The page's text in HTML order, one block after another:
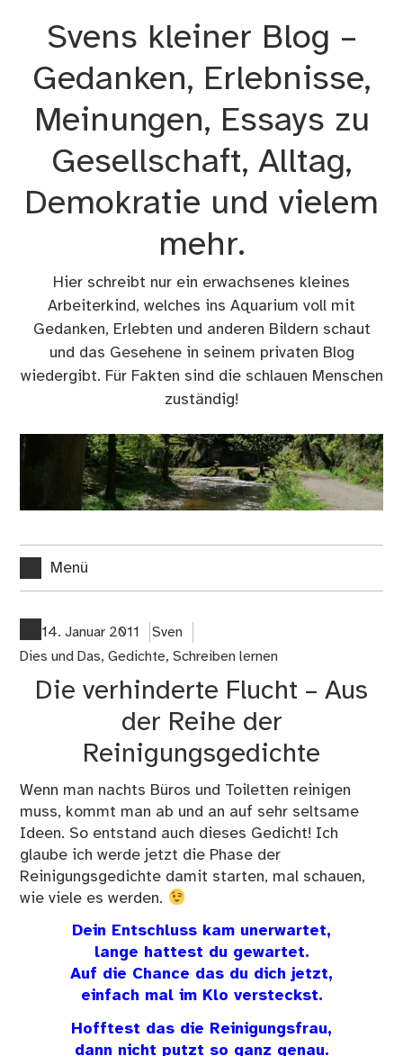
Svens kleiner Blog –
Gedanken, Erlebnisse,
Meinungen, Essays zu
Gesellschaft, Alltag,
Demokratie und vielem
mehr.
Hier schreibt nur ein erwachsenes kleines
Arbeiterkind, welches ins Aquarium voll mit
Gedanken, Erlebten und anderen Bildern schaut
und das Gesehene in seinem privaten Blog
wiedergibt. Für Fakten sind die schlauen Menschen
zuständig!
Menü
14. Januar 2011
Sven
Dies und Das,Gedichte,Schreiben lernen
Die verhinderte Flucht – Aus
der Reihe der
Reinigungsgedichte
Wenn man nachts Büros und Toiletten reinigen
muss, kommt man ab und an auf sehr seltsame
Ideen. So entstand auch dieses Gedicht! Ich
glaube ich werde jetzt die Phase der
Reinigungsgedichte damit starten, mal schauen,
wie viele es werden.
Dein Entschluss kam unerwartet,
lange hattest du gewartet.
Auf die Chance das du dich jetzt,
einfach mal im Klo versteckst.
Hofftest das die Reinigungsfrau,
dann nicht putzt so ganz genau.